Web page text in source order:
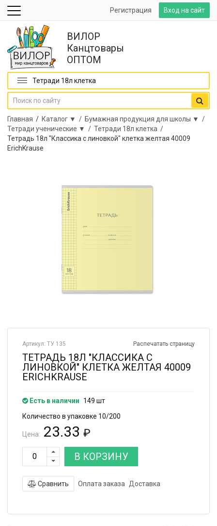
Вход на сайт
Регистрация
ВИЛОР
Канцтовары
ОПТОМ
Тетради 18л клетка
Главная / Каталог ▼ / Бумажная продукция для школы ▼ /
Тетради ученические ▼ / Тетради 18л клетка /
Тетрадь 18л "Классика с линовкой" клетка желтая 40009
ErichKrause
Распечатать страницу
Артикул: ТУ 135
ТЕТРАДЬ 18Л "КЛАССИКА С
ЛИНОВКОЙ" КЛЕТКА ЖЕЛТАЯ 40009
ERICHKRAUSE
Есть в наличии
149 шт
Количество в упаковке 10/200
Цена: 23.33 ₽
В КОРЗИНУ
Сравнить Оплата заказа Доставка